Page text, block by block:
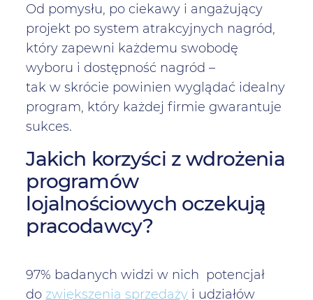
Od pomysłu, po ciekawy i angażujący
projekt po system atrakcyjnych nagród,
który zapewni każdemu swobodę
wyboru i dostępność nagród –
tak w skrócie powinien wyglądać idealny
program, który każdej firmie gwarantuje
sukces.
Jakich korzyści z wdrożenia
programów
lojalnościowych oczekują
pracodawcy?
97% badanych widzi w nich potencjał
do zwiększenia sprzedaży i udziałów